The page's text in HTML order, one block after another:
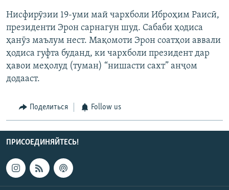
Нисфирӯзии 19-уми май чархболи Иброҳим Раисӣ,
президенти Эрон сарнагун шуд. Сабаби ҳодиса
ҳанӯз маълум нест. Мақомоти Эрон соатҳои аввали
ҳодиса гуфта буданд, ки чархболи президент дар
ҳавои меҳолуд (туман) “нишасти сахт” анҷом
додааст.
Поделиться Follow us
ПРИСОЕДИНЯЙТЕСЬ!